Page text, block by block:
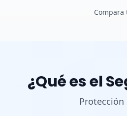
¿Qué es el